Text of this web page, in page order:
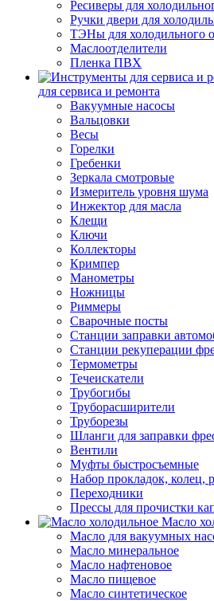
Ресиверы для
Ручки двери для
ТЭНы для холодильного
Маслоотделители
Пленка ПВХ
для сервиса и ремонта
Вакуумные насосы
Вальцовки
Весы
Горелки
Гребенки
Зеркала смотровые
Измеритель уровня шума
Инжектор для масла
Клещи
Ключи
Коллекторы
Кримпер
Манометры
Ножницы
Риммеры
Сварочные посты
Станции заправки
Станции рекуперации
Термометры
Течеискатели
Трубогибы
Труборасширители
Труборезы
Шланги для заправки
Вентили
Муфты быстросъемные
Набор прокладок, колец,
Переходники
Прессы для прочистки
Масло
Масло для вакуумных
Масло минеральное
Масло нафтеновое
Масло пищевое
Масло синтетическое